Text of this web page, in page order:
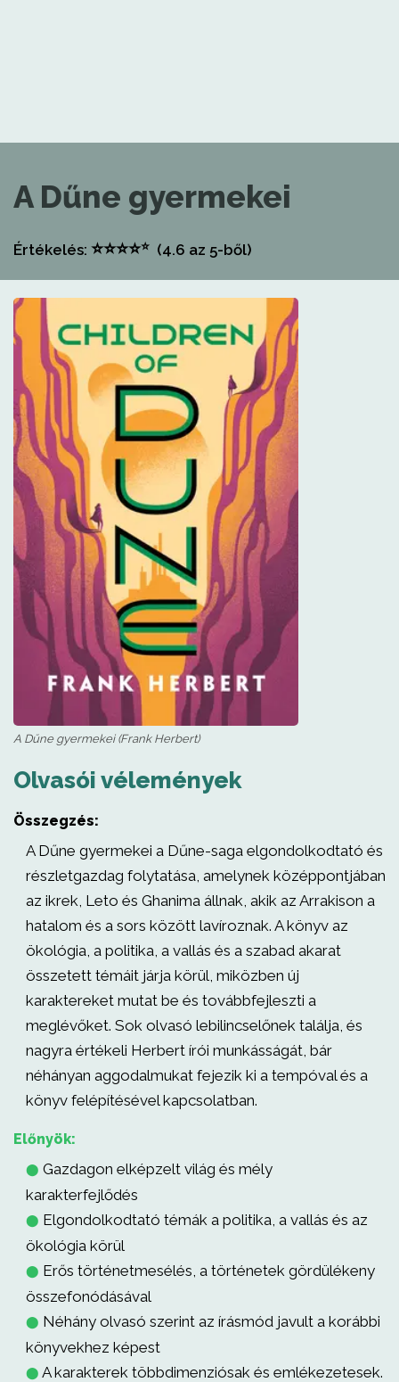
A Dűne gyermekei
Értékelés: ⭐⭐⭐⭐⭐ (4.6 az 5-ből)
A Dűne gyermekei (Frank Herbert)
Olvasói vélemények
Összegzés:
A Dűne gyermekei a Dűne-saga elgondolkodtató és
részletgazdag folytatása, amelynek középpontjában
az ikrek, Leto és Ghanima állnak, akik az Arrakison a
hatalom és a sors között lavíroznak. A könyv az
ökológia, a politika, a vallás és a szabad akarat
összetett témáit járja körül, miközben új
karaktereket mutat be és továbbfejleszti a
meglévőket. Sok olvasó lebilincselőnek találja, és
nagyra értékeli Herbert írói munkásságát, bár
néhányan aggodalmukat fejezik ki a tempóval és a
könyv felépítésével kapcsolatban.
Előnyök:
⬤ Gazdagon elképzelt világ és mély
karakterfejlődés
⬤ Elgondolkodtató témák a politika, a vallás és az
ökológia körül
⬤ Erős történetmesélés, a történetek gördülékeny
összefonódásával
⬤ Néhány olvasó szerint az írásmód javult a korábbi
könyvekhez képest
⬤ A karakterek többdimenziósak és emlékezetesek.